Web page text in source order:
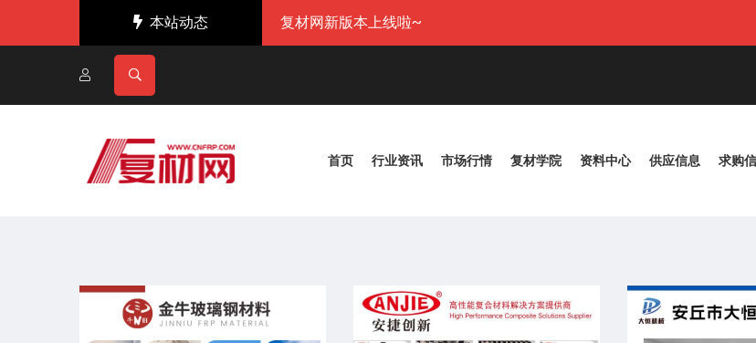
本站动态 复材网新版本上线啦~
首页 行业资讯 市场行情 复材学院 资料中心 供应信息 求购